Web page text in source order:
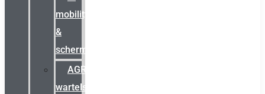
mobility
&
schermstromen
AGRO
wartels